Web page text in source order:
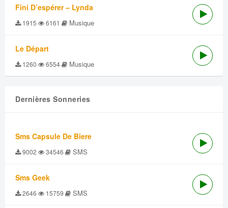
Fini D’espérer – Lynda
1915 6161 Musique
Le Départ
1260 6554 Musique
Dernières Sonneries
Sms Capsule De Biere
9002 34546 SMS
Sms Geek
2646 15759 SMS